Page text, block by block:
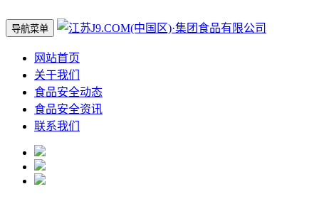
导航菜单
网站首页
关于我们
食品安全动态
食品安全资讯
联系我们